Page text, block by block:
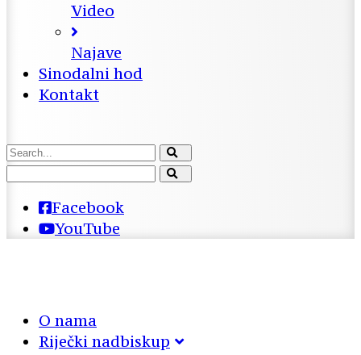
Video
Najave
Sinodalni hod
Kontakt
Facebook
YouTube
O nama
Riječki nadbiskup